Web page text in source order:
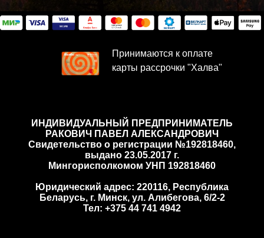
Принимаются к оплате
карты рассрочки "Халва"
ИНДИВИДУАЛЬНЫЙ ПРЕДПРИНИМАТЕЛЬ
РАКОВИЧ ПАВЕЛ АЛЕКСАНДРОВИЧ
Cвидетельство о регистрации №192818460,
выдано 23.05.2017 г.
Мингорисполкомом УНП 192818460
Юридический адрес: 220116, Республика
Беларусь, г. Минск, ул. Алибегова, 6/2-2
Тел: +375 44 741 4942